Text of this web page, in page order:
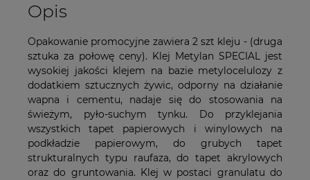
Opis
Opakowanie promocyjne zawiera 2 szt kleju - (druga
sztuka za połowę ceny). Klej Metylan SPECIAL jest
wysokiej jakości klejem na bazie metylocelulozy z
dodatkiem sztucznych żywic, odporny na działanie
wapna i cementu, nadaje się do stosowania na
świeżym, pyło-suchym tynku. Do przyklejania
wszystkich tapet papierowych i winylowych na
podkładzie papierowym, do grubych tapet
strukturalnych typu raufaza, do tapet akrylowych
oraz do gruntowania. Klej w postaci granulatu do